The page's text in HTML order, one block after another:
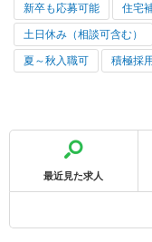
新卒も応募可能 住宅
土日休み（相談可含む）
夏～秋入職可 積極採
最近見た求人